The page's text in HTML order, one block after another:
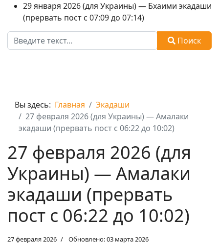
29 января 2026 (для Украины) — Бхаими экадаши
(прервать пост с 07:09 до 07:14)
Поиск
Поиск
Вы здесь: Главная
Экадаши
27 февраля 2026 (для Украины) — Амалаки
экадаши (прервать пост с 06:22 до 10:02)
27 февраля 2026 (для
Украины) — Амалаки
экадаши (прервать
пост с 06:22 до 10:02)
27 февраля 2026 Обновлено: 03 марта 2026